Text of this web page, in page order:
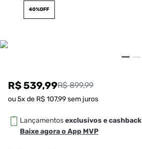
40%OFF
R$ 539,99R$ 899,99
ou5x de R$ 107,99sem juros
Lançamentosexclusivos e cashback
Baixe agora o App MVP